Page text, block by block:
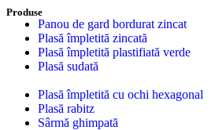
Produse
Panou de gard bordurat zincat
Plasă împletită zincată
Plasă împletită plastifiată verde
Plasă sudată
Plasă împletită cu ochi hexagonal
Plasă rabitz
Sârmă ghimpată